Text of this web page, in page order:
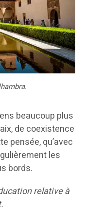
beaucoup plus
de coexistence
pensée, qu’avec
les
bords.
relative à